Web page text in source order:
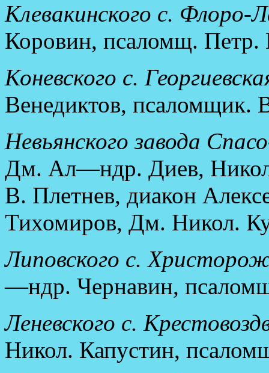
Клевакинского с. Флоро-
Коровин, псаломщ. Петр.
Коневского с.
Венедиктов, псаломщик.
Невьянского завода
Дм. Ал—ндр. Диев,
В. Плетнев, диакон
Тихомиров, Дм. Никол.
Липовского с.
—ндр. Чернавин,
Леневского с.
Никол. Капустин,